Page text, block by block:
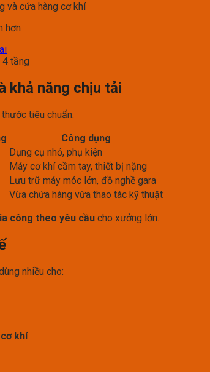
và cửa hàng cơ khí
hơn
4 tầng
khả năng chịu tải
tiêu chuẩn:
Công dụng
Dụng cụ nhỏ, phụ kiện
Máy cơ khí cầm tay, thiết bị nặng
Lưu trữ máy móc lớn, đồ nghề gara
Vừa chứa hàng vừa thao tác kỹ thuật
công theo yêu cầu cho xưởng lớn.
nhiều cho:
khí